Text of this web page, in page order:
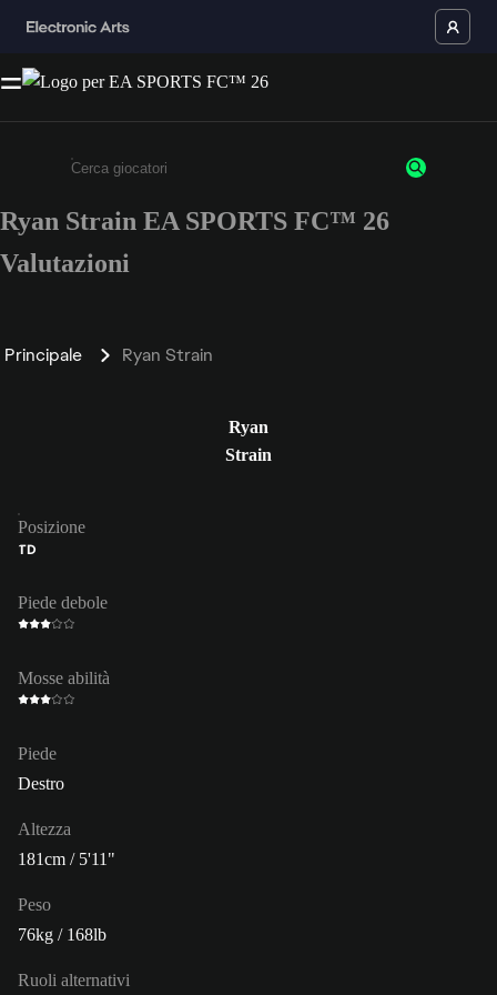
Inserisci un minimo di 3 caratteri o numeri.
Ryan Strain EA SPORTS FC™ 26
Valutazioni
Principale Ryan Strain
Ryan
Strain
Posizione
TD
Piede debole
Mosse abilità
Piede
Destro
Altezza
181cm / 5'11"
Peso
76kg / 168lb
Ruoli alternativi